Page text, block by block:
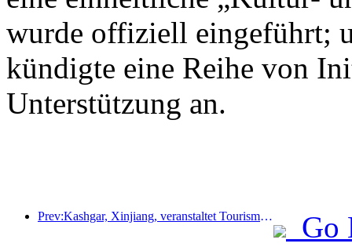
wurde offiziell eingeführt;
kündigte eine Reihe von
Unterstützung an.
Prev:Kashgar, Xinjiang, veranstaltet Tourismus-Werbeevent zur Förderung des interethnischen Austauschs.
Go